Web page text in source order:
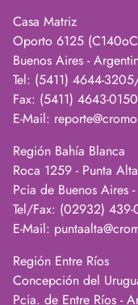
Casa Matriz
Oporto 6125
Buenos Aires -
Tel: (5411) 4644-
Fax: (5411) 4643-0150
E-Mail:
Región Bahía Blanca
Roca 1259 - Punta
Pcia de Buenos Aires
Tel/Fax: (02932) 439-
E-Mail:
Región Entre Ríos
Concepción del
Pcia. de Entre Ríos -